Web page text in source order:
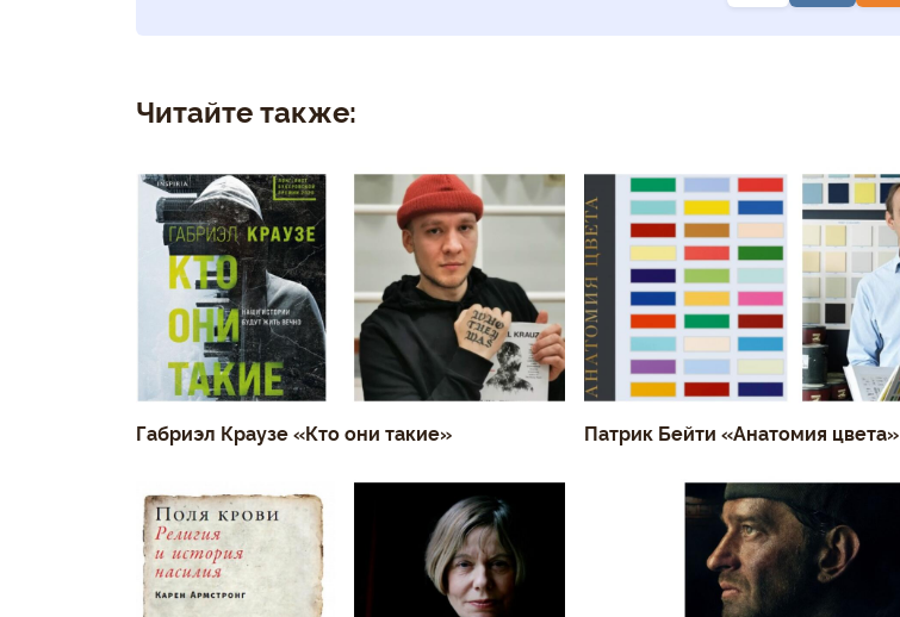
Читайте также:
Габриэл Краузе «Кто они такие» Патрик Бейти «Анатомия цвета»